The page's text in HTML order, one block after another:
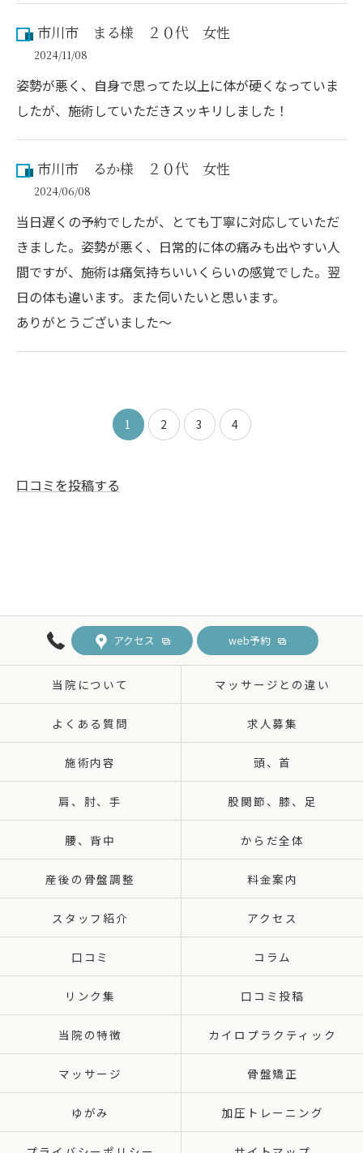
市川市 まる様 ２０代 女性
2024/11/08
姿勢が悪く、自身で思ってた以上に体が硬くなっていま
したが、施術していただきスッキリしました！
市川市 るか様 ２０代 女性
2024/06/08
当日遅くの予約でしたが、とても丁寧に対応していただ
きました。姿勢が悪く、日常的に体の痛みも出やすい人
間ですが、施術は痛気持ちいいくらいの感覚でした。翌
日の体も違います。また伺いたいと思います。
ありがとうございました～
1 2 3 4
口コミを投稿する
アクセス web予約
当院について マッサージとの違い
よくある質問 求人募集
施術内容 頭、首
肩、肘、手 股関節、膝、足
腰、背中 からだ全体
産後の骨盤調整 料金案内
スタッフ紹介 アクセス
口コミ コラム
リンク集 口コミ投稿
当院の特徴 カイロプラクティック
マッサージ 骨盤矯正
ゆがみ 加圧トレーニング